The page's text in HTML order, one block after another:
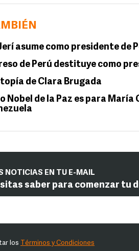
asume como presidente de
de Perú destituye como
de Clara Brugada
Nobel de la Paz es para
NOTICIAS EN TU E-MAIL
saber para comenzar tu
los Términos y Condiciones